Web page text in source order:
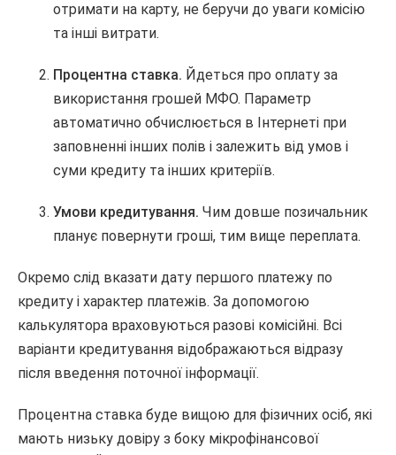
отримати на карту, не беручи до уваги комісію
та інші витрати.
Процентна ставка. Йдеться про оплату за
використання грошей МФО. Параметр
автоматично обчислюється в Інтернеті при
заповненні інших полів і залежить від умов і
суми кредиту та інших критеріїв.
Умови кредитування. Чим довше позичальник
планує повернути гроші, тим вище переплата.
Окремо слід вказати дату першого платежу по
кредиту і характер платежів. За допомогою
калькулятора враховуються разові комісійні. Всі
варіанти кредитування відображаються відразу
після введення поточної інформації.
Процентна ставка буде вищою для фізичних осіб, які
мають низьку довіру з боку мікрофінансової